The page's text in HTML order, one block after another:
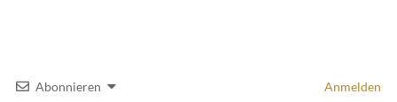
Abonnieren Anmelden